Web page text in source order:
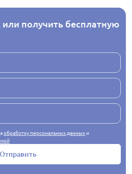
или получить бесплатную
Отправить
обработку персональных данныхи